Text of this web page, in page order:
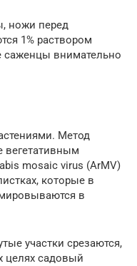
ножи перед
1% раствором
саженцы внимательно
Метод
вегетативным
mosaic virus (ArMV)
которые в
в
участки срезаются,
целях садовый